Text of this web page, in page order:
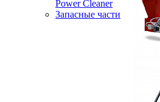
Power Cleaner
Запасные части